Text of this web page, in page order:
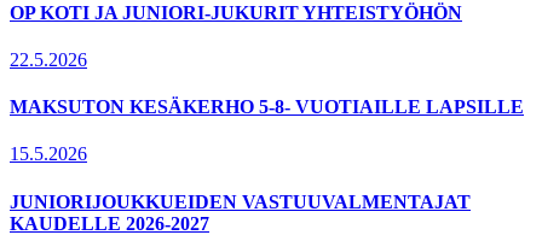
OP KOTI JA JUNIORI-JUKURIT YHTEISTYÖHÖN
22.5.2026
MAKSUTON KESÄKERHO 5-8- VUOTIAILLE LAPSILLE
15.5.2026
JUNIORIJOUKKUEIDEN VASTUUVALMENTAJAT
KAUDELLE 2026-2027